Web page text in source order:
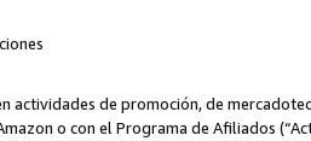
actividades de promoción, de
o con el Programa de Afiliados